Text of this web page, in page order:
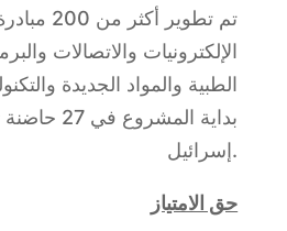
تم تطوير
الإلكترونيات والاتصالات
الطبية والمواد الجديدة
بداية
إسرائيل.
حق الامتياز